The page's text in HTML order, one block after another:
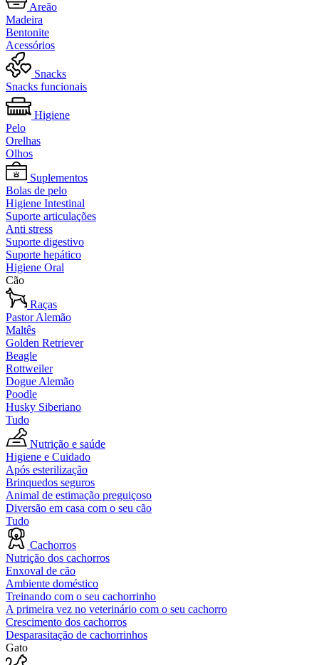
Areão
Madeira
Bentonite
Acessórios
Snacks
Snacks funcionais
Higiene
Pelo
Orelhas
Olhos
Suplementos
Bolas de pelo
Higiene Intestinal
Suporte articulações
Anti stress
Suporte digestivo
Suporte hepático
Higiene Oral
Cão
Raças
Pastor Alemão
Maltês
Golden Retriever
Beagle
Rottweiler
Dogue Alemão
Poodle
Husky Siberiano
Tudo
Nutrição e saúde
Higiene e Cuidado
Após esterilização
Brinquedos seguros
Animal de estimação preguiçoso
Diversão em casa com o seu cão
Tudo
Cachorros
Nutrição dos cachorros
Enxoval de cão
Ambiente doméstico
Treinando com o seu cachorrinho
A primeira vez no veterinário com o seu cachorro
Crescimento dos cachorros
Desparasitação de cachorrinhos
Gato